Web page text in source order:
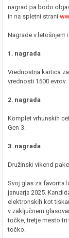
nagrad pa bodo
in na spletni strani
Nagrade v letošnjem
1. nagrada
Vrednostna kartica
vrednosti 1500 evrov.
2. nagrada
Komplet vrhunskih
Gen-3.
3. nagrada
Družinski vikend
Svoj glas za favorita
januarja 2025.
elektronskih kot
v zaključnem
točke, tretje mesto
točko.